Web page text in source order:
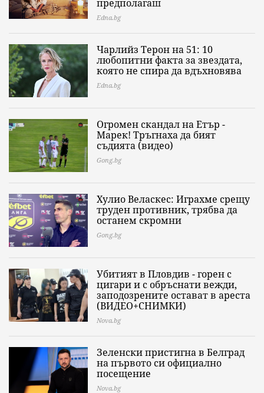
предполагаш
Edna.bg
Чарлийз Терон на 51: 10
любопитни факта за звездата,
която не спира да вдъхновява
Edna.bg
Огромен скандал на Етър -
Марек! Тръгнаха да бият
съдията (видео)
Gong.bg
Хулио Веласкес: Играхме срещу
труден противник, трябва да
останем скромни
Gong.bg
Убитият в Пловдив - горен с
цигари и с обръснати вежди,
заподозрените остават в ареста
(ВИДЕО+СНИМКИ)
Nova.bg
Зеленски пристигна в Белград
на първото си официално
посещение
Nova.bg